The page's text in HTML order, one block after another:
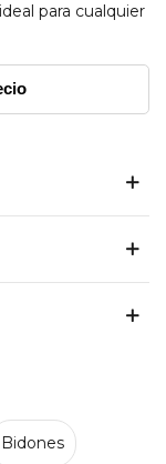
para cualquier
Bidones